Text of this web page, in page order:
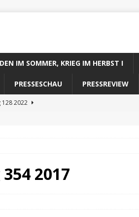
IM SOMMER, KRIEG IM HERBST I
PRESSESCHAU PRESSREVIEW
128 2022
Tag 128 20222017